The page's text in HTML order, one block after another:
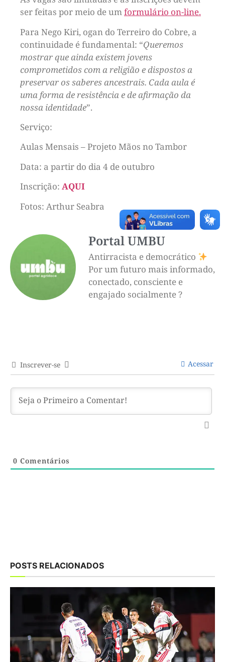
ser feitas por meio de umformulário on-line.
Para Nego Kiri, ogan do Terreiro do Cobre, a
continuidade é fundamental: “Queremos
mostrar que ainda existem jovens
comprometidos com a religião e dispostos a
preservar os saberes ancestrais. Cada aula é
uma forma de resistência e de afirmação da
nossa identidade”.
Serviço:
Aulas Mensais – Projeto Mãos no Tambor
Data: a partir do dia 4 de outubro
Inscrição: AQUI
Fotos: Arthur Seabra
Portal UMBU
Antirracista e democrático
Por um futuro mais informado,
conectado, consciente e
engajado socialmente ?
Inscrever-se Acessar
0 Comentários
POSTS RELACIONADOS